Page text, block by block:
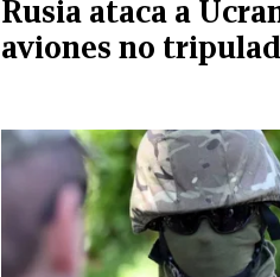
Rusia ataca a
aviones no